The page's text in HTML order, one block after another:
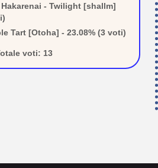
- Twilight [shallm]
Tart [Otoha] - 23.08% (3 voti)
voti: 13